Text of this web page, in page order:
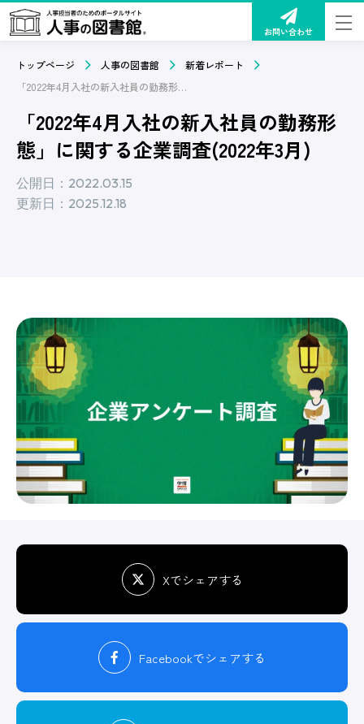
お問い合わせ
トップページ 人事の図書館
新着レポート
「2022年4月入社の新入社員の勤務形態」に関する企業調査(2022年3月)
「2022年4月入社の新入社員の勤務形
態」に関する企業調査(2022年3月)
公開日：2022.03.15
更新日：2025.12.18
Xでシェアする
Facebookでシェアする